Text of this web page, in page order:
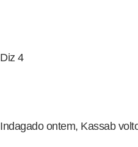
Diz 4
Indagado ontem, Kassab